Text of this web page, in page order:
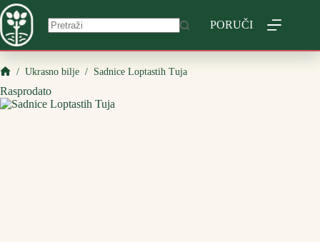
Skip
to
content
PORUČI
/ Ukrasno bilje / Sadnice Loptastih Tuja
Rasprodato